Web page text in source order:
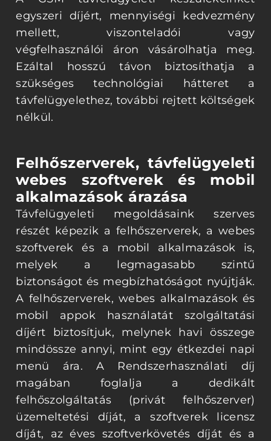
egyszeri díjért, mennyiségi kedvezmény
mellett, viszonteladói vagy
végfelhasználói áron vásárolhatja meg.
Ezáltal hosszú távon biztosíthatja a
szükséges technológiai hátteret a
távfelügyelethez, további rejtett költségek
nélkül.
Felhőszerverek, távfelügyeleti
webes szoftverek és mobil
alkalmazások árazása
Távfelügyeleti megoldásaink szerves
részét képezik a felhőszerverek, a webes
szoftverek és a mobil alkalmazások is,
melyek a legmagasabb szintű
biztonságot és megbízhatóságot nyújtják.
A felhőszerverek, webes alkalmazások és
mobil appok használatát szolgáltatási
díjért biztosítjuk, melynek havi összege
mindössze annyi, mint egy étkezdei napi
menü ára. A Rendszerhasználati díj
magában foglalja a dedikált
felhőszolgáltatás (privát felhőszerver)
üzemeltetési díját, a szoftverek licensz
díját, az éves szoftverkövetés díját és a